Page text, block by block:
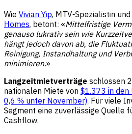
Wie Vivian Yip, MTV-Spezialistin
Homes, betont: «Mittelfristige
genauso lukrativ sein wie
hängt jedoch davon ab, die
Reinigung, Instandhaltung und
minimieren.»
Langzeitmietverträge schlossen
nationalen Miete von $1.373 in den
0,6 % unter November). Für viele
Segment eine zuverlässige Quelle
Cashflow.